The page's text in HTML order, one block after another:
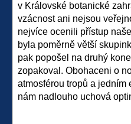
v Královské botanické
vzácnost ani nejsou
nejvíce ocenili přístup
byla poměrně větší
pak popošel na druhý
zopakoval. Obohaceni o
atmosférou tropů a jedním
nám nadlouho uchová